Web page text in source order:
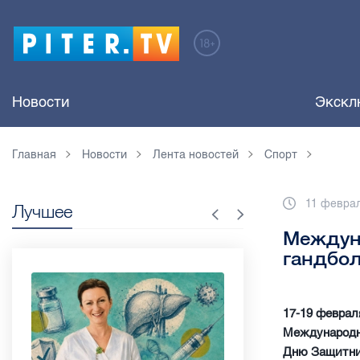
Новости
Главная Новости Лента новостей Спорт
11
17-19
Дню
Лучшее